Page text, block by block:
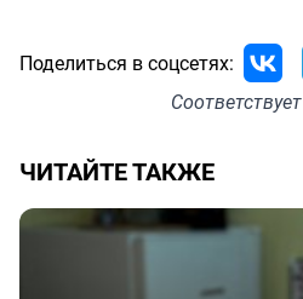
Поделиться в соцсетях:
Соответствует
ЧИТАЙТЕ ТАКЖЕ